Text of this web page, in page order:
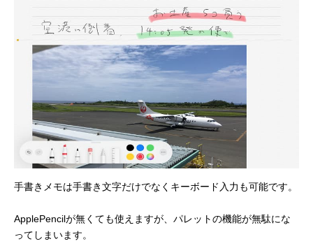
手書きメモは手書き文字だけでなくキーボード入力も可能です。
ApplePencilが無くても使えますが、パレットの機能が無駄にな
ってしまいます。